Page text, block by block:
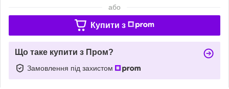
або
Купити з
Що таке купити з Пром?
Замовлення під захистом